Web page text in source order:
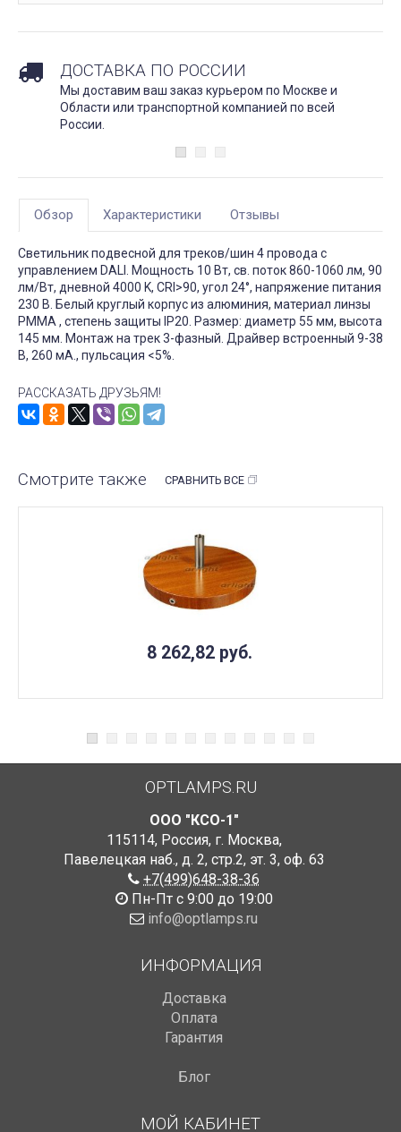
ДОСТАВКА ПО РОССИИ
Мы доставим ваш заказ курьером по Москве и
Области или транспортной компанией по всей
России.
Обзор Характеристики Отзывы
Светильник подвесной для треков/шин 4 провода с
управлением DALI. Мощность 10 Вт, св. поток 860-1060 лм, 90
лм/Вт, дневной 4000 K, CRI>90, угол 24°, напряжение питания
230 В. Белый круглый корпус из алюминия, материал линзы
PMMA , степень защиты IP20. Размер: диаметр 55 мм, высота
145 мм. Монтаж на трек 3-фазный. Драйвер встроенный 9-38
В, 260 мА., пульсация <5%.
РАССКАЗАТЬ ДРУЗЬЯМ!
Смотрите также СРАВНИТЬ ВСЕ
8 262,82 руб.
OPTLAMPS.RU
ООО "КСО-1"
115114, Россия, г. Москва,
Павелецкая наб., д. 2, стр.2, эт. 3, оф. 63
+7(499)648-38-36
Пн-Пт с 9:00 до 19:00
info@optlamps.ru
ИНФОРМАЦИЯ
Доставка
Оплата
Гарантия
Блог
МОЙ КАБИНЕТ